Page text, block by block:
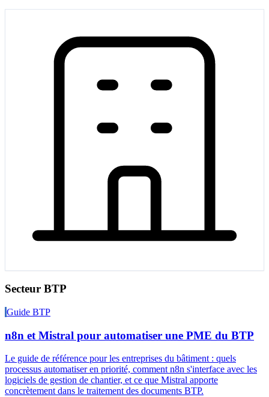
Secteur BTP
Guide BTP
n8n et Mistral pour automatiser une PME du BTP
Le guide de référence pour les entreprises du bâtiment : quels
processus automatiser en priorité, comment n8n s'interface avec les
logiciels de gestion de chantier, et ce que Mistral apporte
concrètement dans le traitement des documents BTP.